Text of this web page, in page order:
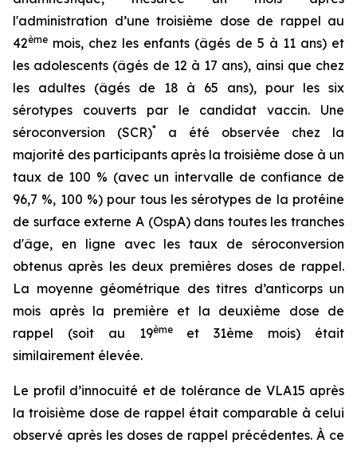
l'administration d’une troisième dose de rappel au
42ème mois, chez les enfants (âgés de 5 à 11 ans) et
les adolescents (âgés de 12 à 17 ans), ainsi que chez
les adultes (âgés de 18 à 65 ans), pour les six
sérotypes couverts par le candidat vaccin. Une
séroconversion (SCR)*
a été observée chez la
majorité des participants après la troisième dose à un
taux de 100 % (avec un intervalle de confiance de
96,7 %, 100 %) pour tous les sérotypes de la protéine
de surface externe A (OspA) dans toutes les tranches
d'âge, en ligne avec les taux de séroconversion
obtenus après les deux premières doses de rappel.
La moyenne géométrique des titres d’anticorps un
mois après la première et la deuxième dose de
rappel (soit au 19èmeet 31ème mois) était
similairement élevée.
Le profil d’innocuité et de tolérance de VLA15 après
la troisième dose de rappel était comparable à celui
observé après les doses de rappel précédentes. À ce